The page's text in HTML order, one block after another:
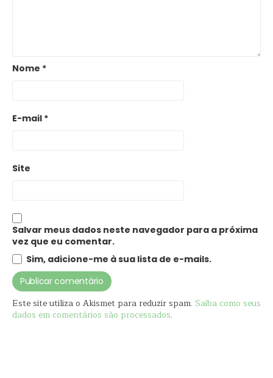
Nome *
E-mail *
Site
Salvar meus dados neste navegador para a próxima
vez que eu comentar.
Sim, adicione-me à sua lista de e-mails.
Este site utiliza o Akismet para reduzir spam. Saiba como seus
dados em comentários são processados.